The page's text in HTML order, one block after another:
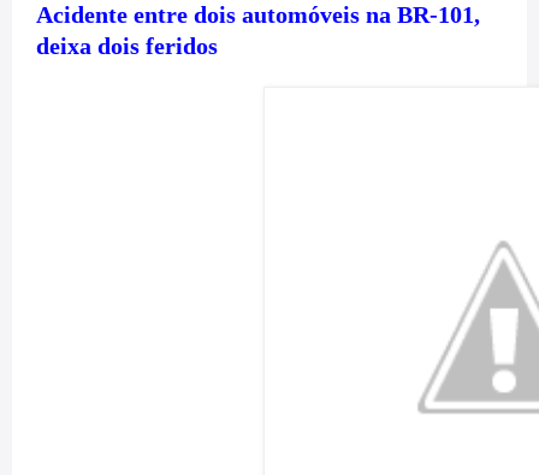
Acidente entre dois automóveis na BR-101,
deixa dois feridos